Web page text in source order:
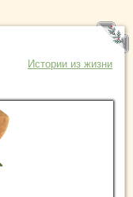
Истории из жизни